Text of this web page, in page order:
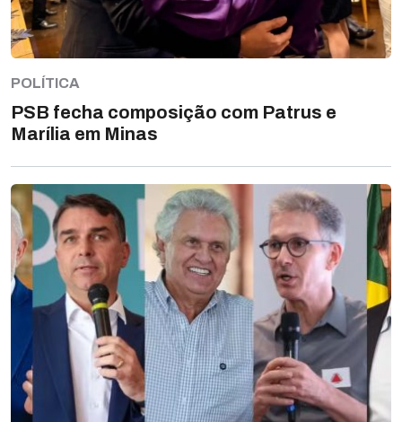
POLÍTICA
PSB fecha composição com Patrus e
Marília em Minas